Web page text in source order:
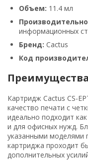
Объем: 11.4 мл
информационных
Бренд: Cactus
Код
Картридж Cactus CS-
качество печати с
идеально подходит
и для офисных нужд.
указанными моделями
картриджа проходит
дополнительных